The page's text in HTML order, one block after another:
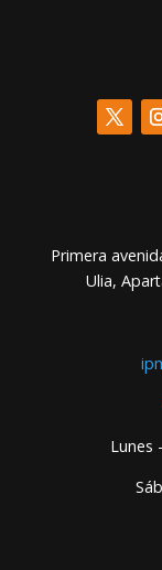
Primera
Ulia,
Lunes